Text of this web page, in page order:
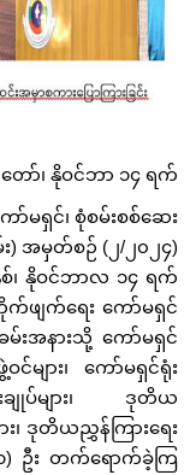
ော်၊ နိုဝင်ဘာ ၁၄ ရက်
င်၊ စုံစမ်းစစ်ဆေး
) အမှတ်စဉ် (၂/၂၀၂၄)
၊ နိုဝင်ဘာလ ၁၄ ရက်
ဖျက်ရေး ကော်မရှင်
ခမ်းအနားသို့ ကော်မရှင်
င်များ၊ ကော်မရှင်ရုံး
ချုပ်များ၊ ဒုတိယ
ား၊ ဒုတိယညွှန်ကြားရေး
) ဦး တက်ရောက်ခဲ့ကြ